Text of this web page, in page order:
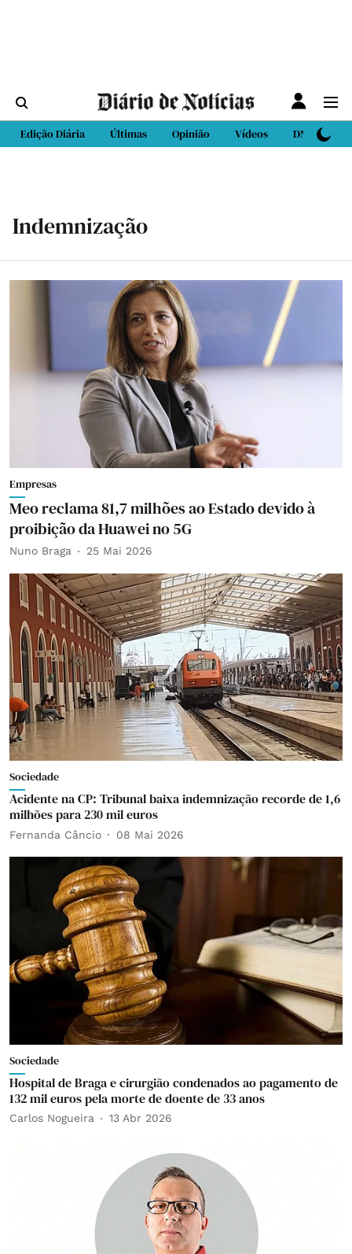
Edição Diária Últimas Opinião Vídeos DN Sport
Indemnização
Empresas
Meo reclama 81,7 milhões ao Estado devido à
proibição da Huawei no 5G
Nuno Braga 25 Mai 2026
Sociedade
Acidente na CP: Tribunal baixa indemnização recorde de 1,6
milhões para 230 mil euros
Fernanda Câncio 08 Mai 2026
Sociedade
Hospital de Braga e cirurgião condenados ao pagamento de
132 mil euros pela morte de doente de 33 anos
Carlos Nogueira 13 Abr 2026